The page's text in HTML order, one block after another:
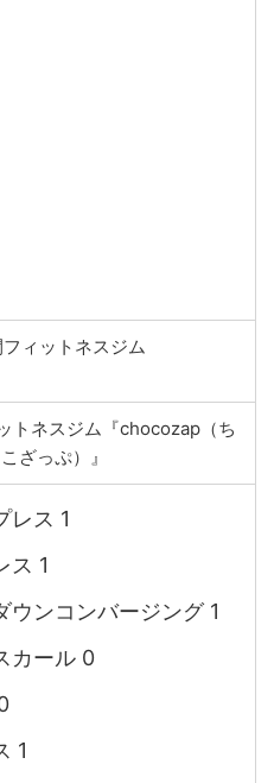
ィットネスジム
トネスジム『chocozap（ち
こざっぷ）』
レス 1
ス 1
ウンコンバージング 1
カール 0
1